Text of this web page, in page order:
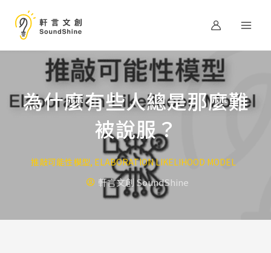
要
為什麼有些人總是那麼難
被說服？
推敲可能性模型, ELABORATION LIKELIHOOD MODEL
軒言文創 SoundShine